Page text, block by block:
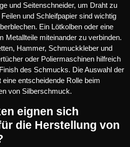
und Seitenschneider, um Draht zu
und Schleifpapier sind wichtig
Ein Lötkolben oder eine
Metallteile miteinander zu verbinden.
Hammer, Schmuckkleber und
oder Poliermaschinen hilfreich
des Schmucks. Die Auswahl der
entscheidende Rolle beim
von Silberschmuck.
eignen sich
die Herstellung von